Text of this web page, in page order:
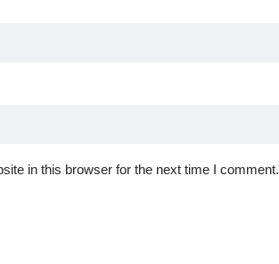
in this browser for the next time I comment.